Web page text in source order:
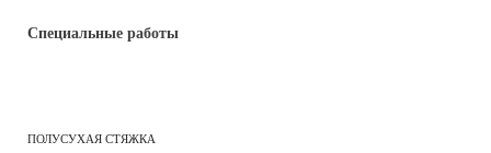
Специальные работы
ПОЛУСУХАЯ СТЯЖКА